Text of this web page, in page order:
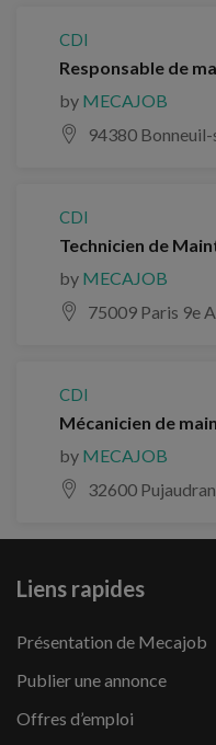
CDI
Responsable de
by MECAJOB
94380
CDI
Technicien de
by MECAJOB
75009 Paris 9e
CDI
Mécanicien de
by MECAJOB
32600 Pujaudran
Liens rapides
Présentation de Mecajob
Publier une annonce
Offres d’emploi